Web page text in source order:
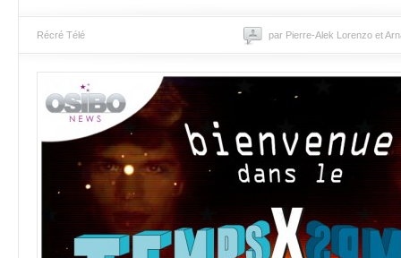
Récré Télé par Pierre-Alek Lorenzo et